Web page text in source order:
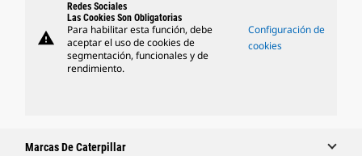
warning
Redes Sociales
Las Cookies Son Obligatorias
Para habilitar esta función, debe
aceptar el uso de cookies de
segmentación, funcionales y de
rendimiento.
Configuración de
cookies
Marcas De Caterpillar